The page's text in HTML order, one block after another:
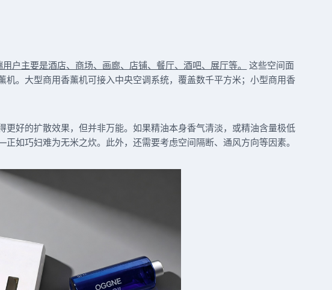
用户主要是酒店、商场、画廊、店铺、餐厅、酒吧、展厅等。
这些空间面
。大型商用香薰机可接入中央空调系统，覆盖数千平方米；小型商用香
好的扩散效果，但并非万能。如果精油本身香气清淡，或精油含量极低
如巧妇难为无米之炊。此外，还需要考虑空间隔断、通风方向等因素。